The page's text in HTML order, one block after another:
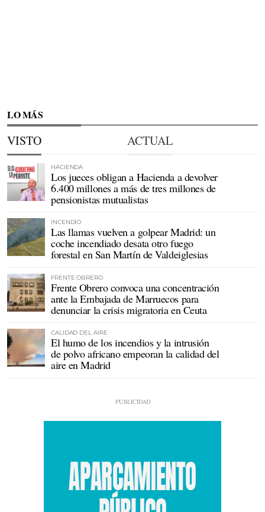
LO MÁS
VISTO ACTUAL
HACIENDA
Los jueces obligan a Hacienda a devolver
6.400 millones a más de tres millones de
pensionistas mutualistas
INCENDIO
Las llamas vuelven a golpear Madrid: un
coche incendiado desata otro fuego
forestal en San Martín de Valdeiglesias
FRENTE OBRERO
Frente Obrero convoca una concentración
ante la Embajada de Marruecos para
denunciar la crisis migratoria en Ceuta
CALIDAD DEL AIRE
El humo de los incendios y la intrusión
de polvo africano empeoran la calidad del
aire en Madrid